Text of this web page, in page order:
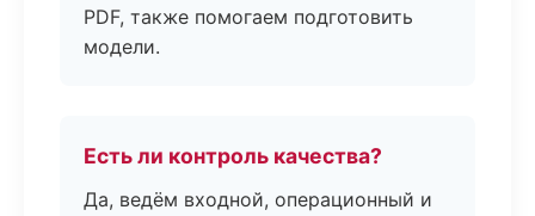
PDF, также помогаем подготовить
модели.
Есть ли контроль качества?
Да, ведём входной, операционный и